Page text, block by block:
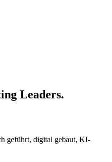
Leaders.
geführt, digital gebaut, KI-